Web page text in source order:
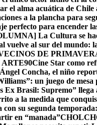
el alma acuática de Chile
a la plancha para
perfecto para encender
La Cultura se
vuelve al sur del mundo:
DE
ARTE90Cine Star como
Concha, el niño
un juego de
Ex Brasil: Supremo”
a la medida que
con su segunda
en “manada”